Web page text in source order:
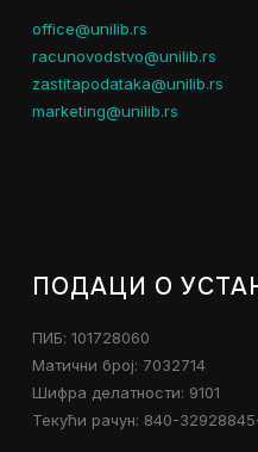
office@unilib.rs
racunovodstvo@unilib.rs
zastitapodataka@unilib.rs
marketing@unilib.rs
ПОДАЦИ О
ПИБ: 101728060
Матични број: 7032714
Шифра делатности: 9101
Текући рачун: 840-